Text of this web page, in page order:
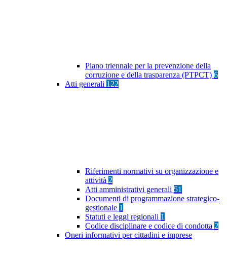
Piano triennale per la prevenzione della
corruzione e della trasparenza (PTPCT) 6
Atti generali 122
Riferimenti normativi su organizzazione e
attività 2
Atti amministrativi generali 51
Documenti di programmazione strategico-
gestionale 1
Statuti e leggi regionali 1
Codice disciplinare e codice di condotta 2
Oneri informativi per cittadini e imprese